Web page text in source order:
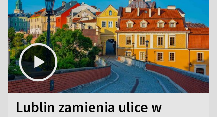
Lublin zamienia ulice w